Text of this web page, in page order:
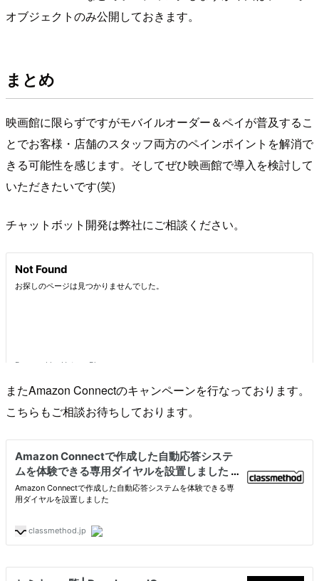
オブジェクトのみ公開しておきます。
まとめ
映画館に限らずですがモバイルオーダー＆ペイが普及するこ
とでお客様・店舗のスタッフ両方のペインポイントを解消で
きる可能性を感じます。そしてぜひ映画館で導入を検討して
いただきたいです(笑)
チャットボット開発は弊社にご相談ください。
またAmazon Connectのキャンペーンを行なっております。
こちらもご相談お待ちしております。